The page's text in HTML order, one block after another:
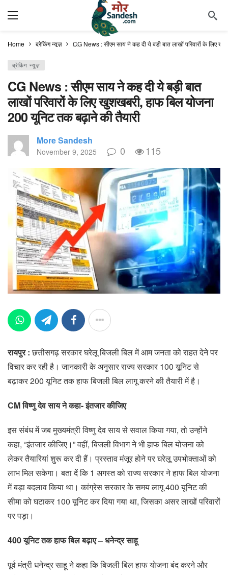
Home ब्रेकिंग न्यूज़ CG News : सीएम साय ने कह दी ये बड़ी बात लाखों परिवारों के लिए
ब्रेकिंग न्यूज़
CG News : सीएम साय ने कह दी ये बड़ी बात
लाखों परिवारों के लिए खुशखबरी, हाफ बिल योजना
200 यूनिट तक बढ़ाने की तैयारी
More Sandesh
November 9, 2025 0 115
रायपुर :छत्तीसगढ़ सरकार घरेलू बिजली बिल में आम जनता को राहत देने पर
विचार कर रही है। जानकारी के अनुसार राज्य सरकार 100 यूनिट से
बढ़ाकर 200 यूनिट तक हाफ बिजली बिल लागू करने की तैयारी में है।
CM विष्णु देव साय ने कहा- इंतजार कीजिए
इस संबंध में जब मुख्यमंत्री विष्णु देव साय से सवाल किया गया, तो उन्होंने
कहा, “इंतजार कीजिए।” वहीं, बिजली विभाग ने भी हाफ बिल योजना को
लेकर तैयारियां शुरू कर दी हैं। प्रस्ताव मंजूर होने पर घरेलू उपभोक्ताओं को
लाभ मिल सकेगा। बता दें कि 1 अगस्त को राज्य सरकार ने हाफ बिल योजना
में बड़ा बदलाव किया था। कांग्रेस सरकार के समय लागू 400 यूनिट की
सीमा को घटाकर 100 यूनिट कर दिया गया था, जिसका असर लाखों परिवारों
पर पड़ा।
400 यूनिट तक हाफ बिल बढ़ाए – धनेन्द्र साहू
पूर्व मंत्री धनेन्द्र साहू ने कहा कि बिजली बिल हाफ योजना बंद करने और